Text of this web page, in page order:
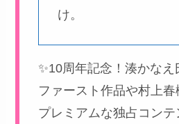
け。
✨10周年記念！湊かな
ファースト作品や村上春
プレミアムな独占コンテ